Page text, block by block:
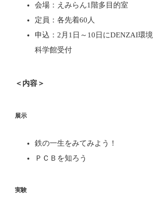
会場：えみらん1階多目的室
定員：各先着60人
申込：2月1日～10日にDENZAI環境
科学館受付
＜内容＞
展示
鉄の一生をみてみよう！
ＰＣＢを知ろう
実験